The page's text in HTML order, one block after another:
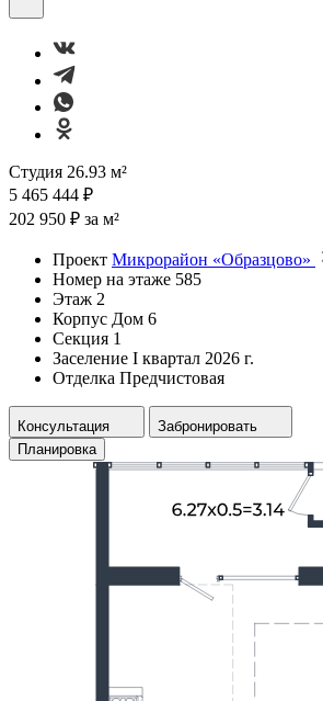
Студия 26.93 м²
5 465 444 ₽
202 950 ₽ за м²
Проект Микрорайон «Образцово»
Номер на этаже 585
Этаж 2
Корпус Дом 6
Секция 1
Заселение I квартал 2026 г.
Отделка Предчистовая
Консультация
Забронировать
Планировка